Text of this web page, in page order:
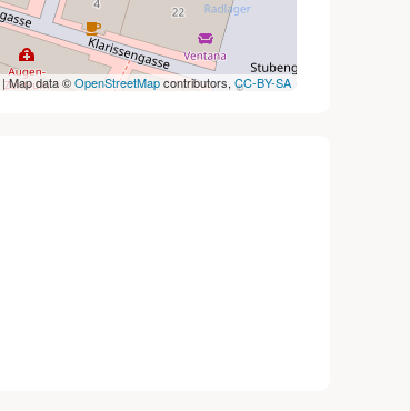
|Map data ©OpenStreetMapcontributors, CC-BY-SA